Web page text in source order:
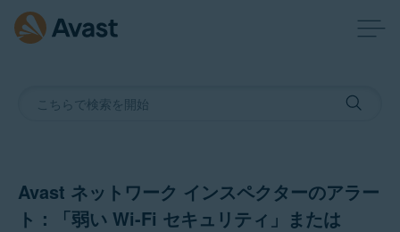
Avast ネットワーク インスペクターのアラー
ト：「弱い Wi-Fi セキュリティ」または